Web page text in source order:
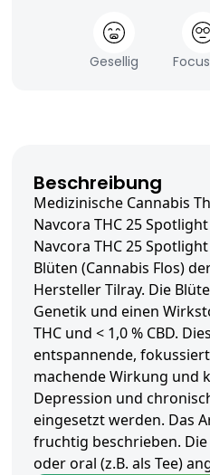
Gesellig
Beschreibung
Medizinische Cannabis
Navcora THC 25
Navcora THC 25
Blüten (Cannabis Flos)
Hersteller Tilray. Die
Genetik und einen
THC und < 1,0 % CBD.
entspannende,
machende Wirkung und
Depression und
eingesetzt werden. Das
fruchtig beschrieben.
oder oral (z.B. als Tee)